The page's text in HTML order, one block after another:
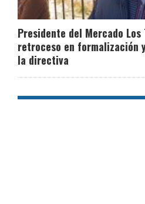
Presidente del Mercado
retroceso en formalización
la directiva